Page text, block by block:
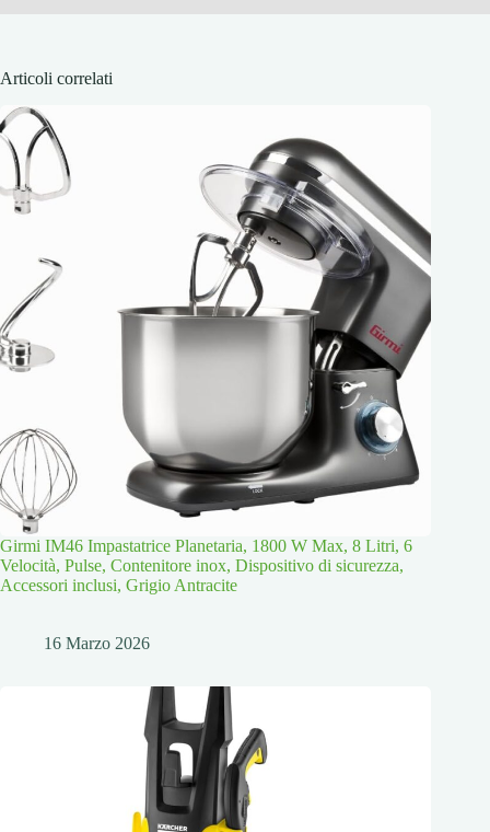
Articoli correlati
Girmi IM46 Impastatrice Planetaria, 1800 W Max, 8 Litri, 6
Velocità, Pulse, Contenitore inox, Dispositivo di sicurezza,
Accessori inclusi, Grigio Antracite
16 Marzo 2026